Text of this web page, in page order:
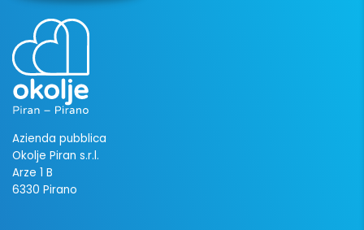
Azienda pubblica
Okolje Piran s.r.l.
Arze 1 B
6330 Pirano